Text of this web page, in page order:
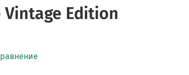
Vintage Edition